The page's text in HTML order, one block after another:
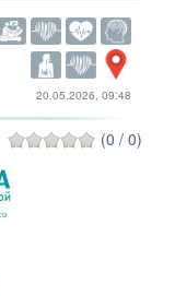
20.05.2026, 09:48
(0 / 0)